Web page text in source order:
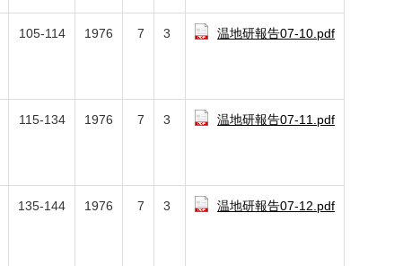
105-114 1976 7 3 温地研報告07-10.pdf
115-134 1976 7 3 温地研報告07-11.pdf
135-144 1976 7 3 温地研報告07-12.pdf